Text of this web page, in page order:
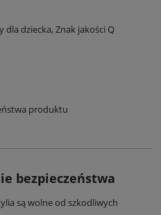
dla dziecka, Znak jakości Q
produktu
bezpieczeństwa
są wolne od szkodliwych